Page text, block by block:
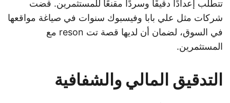
تتطلب إعدادًا دقيقًا وسردًا مقنعًا للمستثمرين. قضت
شركات مثل علي بابا وفيسبوك سنوات في صياغة مواقعها
في السوق، لضمان أن لديها قصة تت reson مع
المستثمرين.
التدقيق المالي والشفافية